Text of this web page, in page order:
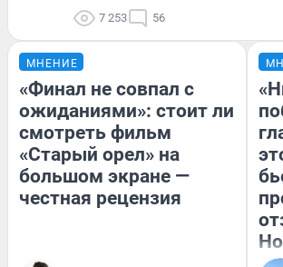
7 253 56
МНЕНИЕ
«Финал не совпал с
ожиданиями»: стоит ли
смотреть фильм
«Старый орел» на
большом экране —
честная рецензия